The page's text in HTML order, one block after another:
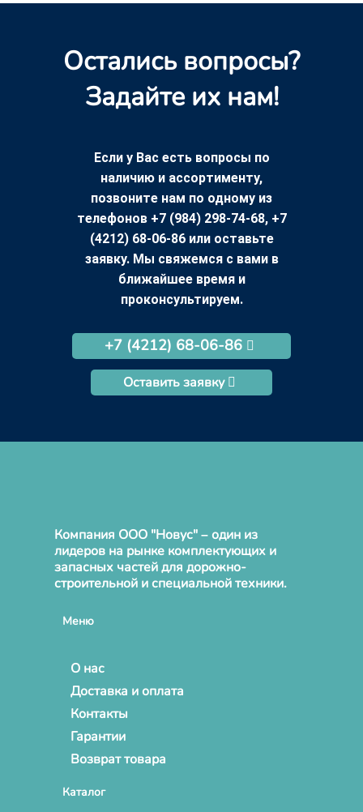
Остались вопросы?
Задайте их нам!
Если у Вас есть вопросы по
наличию и ассортименту,
позвоните нам по одному из
телефонов +7 (984) 298-74-68, +7
(4212) 68-06-86 или оставьте
заявку. Мы свяжемся с вами в
ближайшее время и
проконсультируем.
+7 (4212) 68-06-86
Оставить заявку
Компания ООО "Новус" – один из
лидеров на рынке комплектующих и
запасных частей для дорожно-
строительной и специальной техники.
Меню
О нас
Доставка и оплата
Контакты
Гарантии
Возврат товара
Каталог